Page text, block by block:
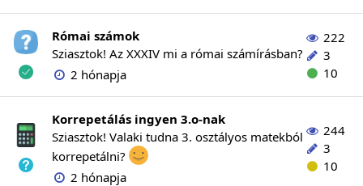
Római számok
Sziasztok! Az XXXIV mi a római számírásban?
2 hónapja
222
3
10
Korrepetálás ingyen 3.o-nak
Sziasztok! Valaki tudna 3. osztályos matekból
korrepetálni?
2 hónapja
244
3
10